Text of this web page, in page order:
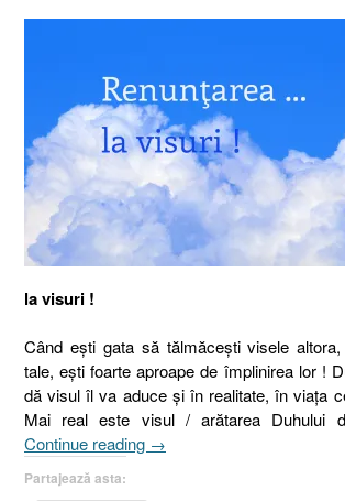
la visuri !
Când eşti gata să tălmăceşti visele
tale, eşti foarte aproape de împlinirea lor !
dă visul îl va aduce şi în realitate, în viaţa
Mai real este visul / arătarea Duhului
Continue reading „Materii
→
Partajează asta: